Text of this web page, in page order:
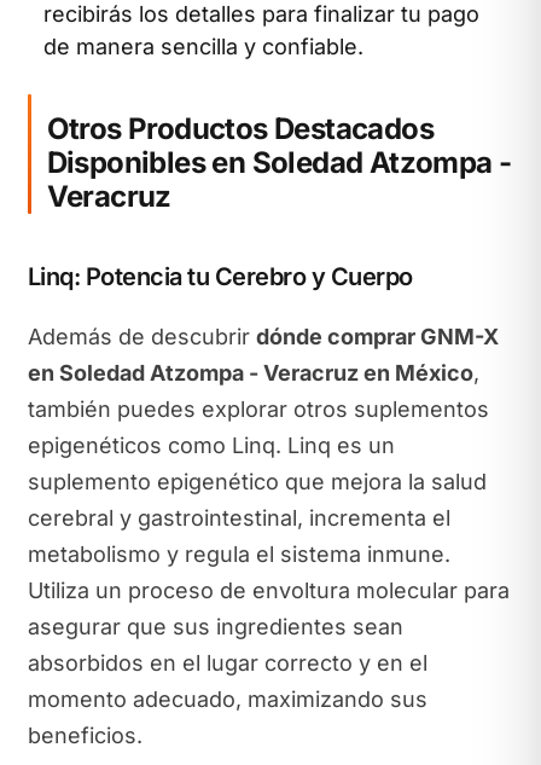
recibirás los detalles para finalizar tu pago
de manera sencilla y confiable.
Otros Productos Destacados
Disponibles en Soledad Atzompa -
Veracruz
Linq: Potencia tu Cerebro y Cuerpo
Además de descubrir dónde comprar GNM-X
en Soledad Atzompa - Veracruz en México,
también puedes explorar otros suplementos
epigenéticos como Linq. Linq es un
suplemento epigenético que mejora la salud
cerebral y gastrointestinal, incrementa el
metabolismo y regula el sistema inmune.
Utiliza un proceso de envoltura molecular para
asegurar que sus ingredientes sean
absorbidos en el lugar correcto y en el
momento adecuado, maximizando sus
beneficios.